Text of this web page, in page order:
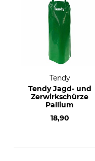
Tendy
Tendy Jagd- und
Zerwirkschürze
Pallium
18,90